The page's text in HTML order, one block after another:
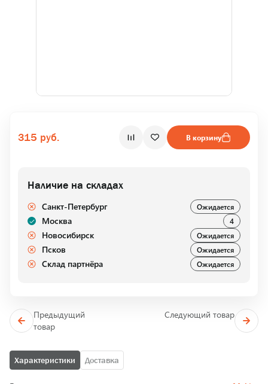
Характеристики Доставка
315 руб. В корзину
Наличие на складах
Санкт-Петербург Ожидается
Москва 4
Новосибирск Ожидается
Псков Ожидается
Склад партнёра Ожидается
Предыдущий
товар
Следующий товар